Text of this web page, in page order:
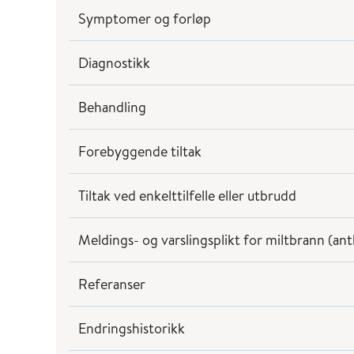
Symptomer og forløp
Diagnostikk
Behandling
Forebyggende tiltak
Tiltak ved enkelttilfelle eller utbrudd
Meldings- og varslingsplikt for miltbrann
Referanser
Endringshistorikk